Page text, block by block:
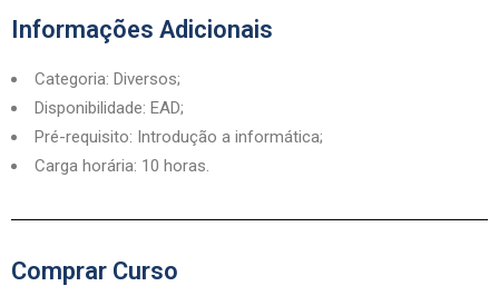
Informações Adicionais
Categoria: Diversos;
Disponibilidade: EAD;
Pré-requisito: Introdução a informática;
Carga horária: 10 horas.
Comprar Curso